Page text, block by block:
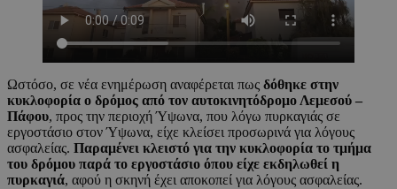
Ωστόσο, σε νέα ενημέρωση αναφέρεται πως δόθηκε στην
κυκλοφορία ο δρόμος από τον αυτοκινητόδρομο Λεμεσού –
Πάφου, προς την περιοχή Ύψωνα, που λόγω πυρκαγιάς σε
εργοστάσιο στον Ύψωνα, είχε κλείσει προσωρινά για λόγους
ασφαλείας. Παραμένει κλειστό για την κυκλοφορία το τμήμα
του δρόμου παρά το εργοστάσιο όπου είχε εκδηλωθεί η
πυρκαγιά, αφού η σκηνή έχει αποκοπεί για λόγους ασφαλείας.